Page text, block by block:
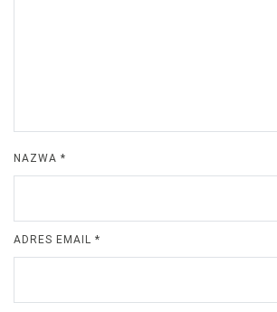
NAZWA *
ADRES EMAIL *